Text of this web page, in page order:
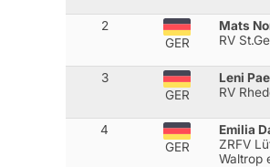
2
GER
Mats
RV
3
GER
Leni
RV
4
GER
Emilia
ZRFV
Waltrop